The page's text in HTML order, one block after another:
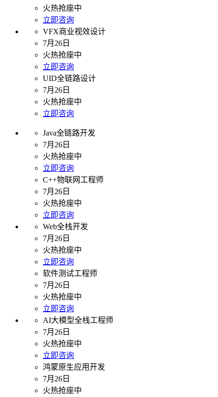
火热抢座中
立即咨询
VFX商业视效设计
7月26日
火热抢座中
立即咨询
UID全链路设计
7月26日
火热抢座中
立即咨询
Java全链路开发
7月26日
火热抢座中
立即咨询
C++物联网工程师
7月26日
火热抢座中
立即咨询
Web全栈开发
7月26日
火热抢座中
立即咨询
软件测试工程师
7月26日
火热抢座中
立即咨询
AI大模型全栈工程师
7月26日
火热抢座中
立即咨询
鸿蒙原生应用开发
7月26日
火热抢座中